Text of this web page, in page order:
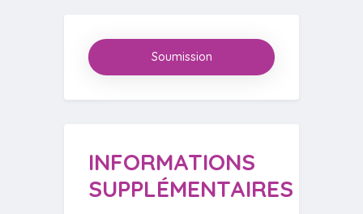
Soumission
INFORMATIONS
SUPPLÉMENTAIRES